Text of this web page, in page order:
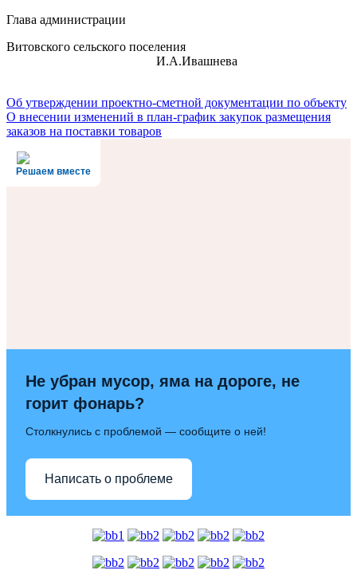
Глава администрации
Витовского сельского поселения
И.А.Ивашнева
Навигация
по
записям
Об утверждении проектно-сметной документации по объекту
О внесении изменений в план-график закупок размещения
заказов на поставки товаров
Решаем вместе
Не убран мусор, яма на дороге, не
горит фонарь?
Столкнулись с проблемой — сообщите о ней!
Написать о проблеме